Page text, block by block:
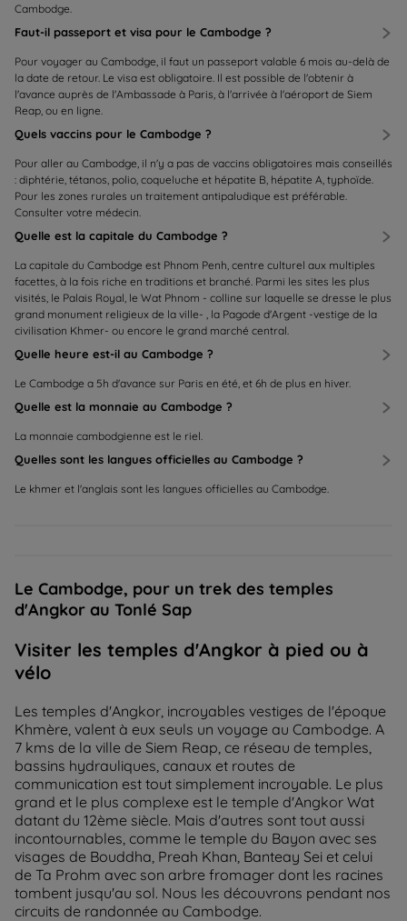
Cambodge.
Faut-il passeport et visa pour le Cambodge ?
Pour voyager au Cambodge, il faut un passeport valable 6 mois au-delà de
la date de retour. Le visa est obligatoire. Il est possible de l'obtenir à
l'avance auprès de l'Ambassade à Paris, à l'arrivée à l'aéroport de Siem
Reap, ou en ligne.
Quels vaccins pour le Cambodge ?
Pour aller au Cambodge, il n'y a pas de vaccins obligatoires mais conseillés
: diphtérie, tétanos, polio, coqueluche et hépatite B, hépatite A, typhoïde.
Pour les zones rurales un traitement antipaludique est préférable.
Consulter votre médecin.
Quelle est la capitale du Cambodge ?
La capitale du Cambodge est Phnom Penh, centre culturel aux multiples
facettes, à la fois riche en traditions et branché. Parmi les sites les plus
visités, le Palais Royal, le Wat Phnom - colline sur laquelle se dresse le plus
grand monument religieux de la ville- , la Pagode d'Argent -vestige de la
civilisation Khmer- ou encore le grand marché central.
Quelle heure est-il au Cambodge ?
Le Cambodge a 5h d'avance sur Paris en été, et 6h de plus en hiver.
Quelle est la monnaie au Cambodge ?
La monnaie cambodgienne est le riel.
Quelles sont les langues officielles au Cambodge ?
Le khmer et l'anglais sont les langues officielles au Cambodge.
Le Cambodge, pour un trek des temples
d'Angkor au Tonlé Sap
Visiter les temples d'Angkor à pied ou à
vélo
Les temples d'Angkor, incroyables vestiges de l'époque
Khmère, valent à eux seuls un voyage au Cambodge. A
7 kms de la ville de Siem Reap, ce réseau de temples,
bassins hydrauliques, canaux et routes de
communication est tout simplement incroyable. Le plus
grand et le plus complexe est le temple d'Angkor Wat
datant du 12ème siècle. Mais d'autres sont tout aussi
incontournables, comme le temple du Bayon avec ses
visages de Bouddha, Preah Khan, Banteay Sei et celui
de Ta Prohm avec son arbre fromager dont les racines
tombent jusqu'au sol. Nous les découvrons pendant nos
circuits de randonnée au Cambodge.